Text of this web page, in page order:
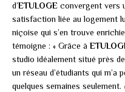
d’ETULOGE convergent vers
satisfaction liée au logement
niçoise qui s’en trouve
témoigne : « Grâce à
studio idéalement situé près
un réseau d’étudiants qui m’a
quelques semaines seulement.